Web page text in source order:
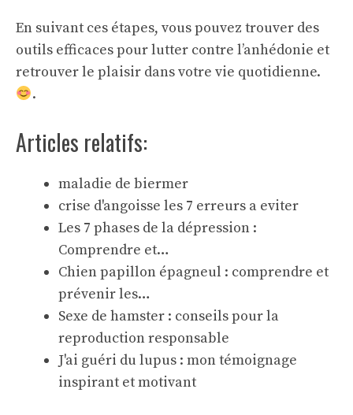
En suivant ces étapes, vous pouvez trouver des
outils efficaces pour lutter contre l’anhédonie et
retrouver le plaisir dans votre vie quotidienne.
.
Articles relatifs:
maladie de biermer
crise d'angoisse les 7 erreurs a eviter
Les 7 phases de la dépression :
Comprendre et…
Chien papillon épagneul : comprendre et
prévenir les…
Sexe de hamster : conseils pour la
reproduction responsable
J'ai guéri du lupus : mon témoignage
inspirant et motivant